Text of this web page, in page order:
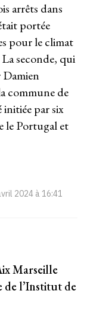
arrêts dans
portée
pour le climat
seconde, qui
commune de
initiée par six
le Portugal et
2024 à 16:41
Marseille
l’Institut de